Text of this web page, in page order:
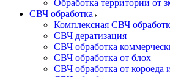
Обработка территории от
СВЧ обработка
Комплексная СВЧ
СВЧ дератизация
СВЧ обработка
СВЧ обработка от блох
СВЧ обработка от короеда